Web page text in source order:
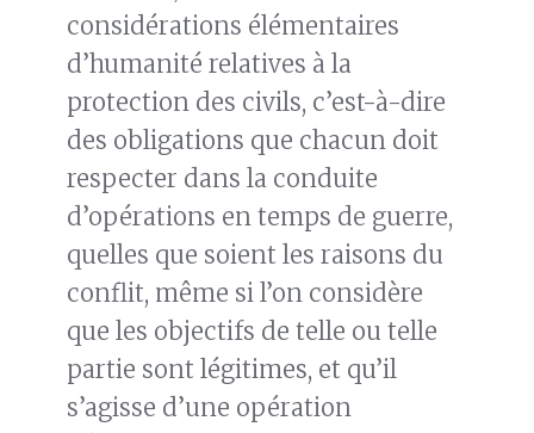
considérations élémentaires
d’humanité relatives à la
protection des civils, c’est-à-dire
des obligations que chacun doit
respecter dans la conduite
d’opérations en temps de guerre,
quelles que soient les raisons du
conflit, même si l’on considère
que les objectifs de telle ou telle
partie sont légitimes, et qu’il
s’agisse d’une opération